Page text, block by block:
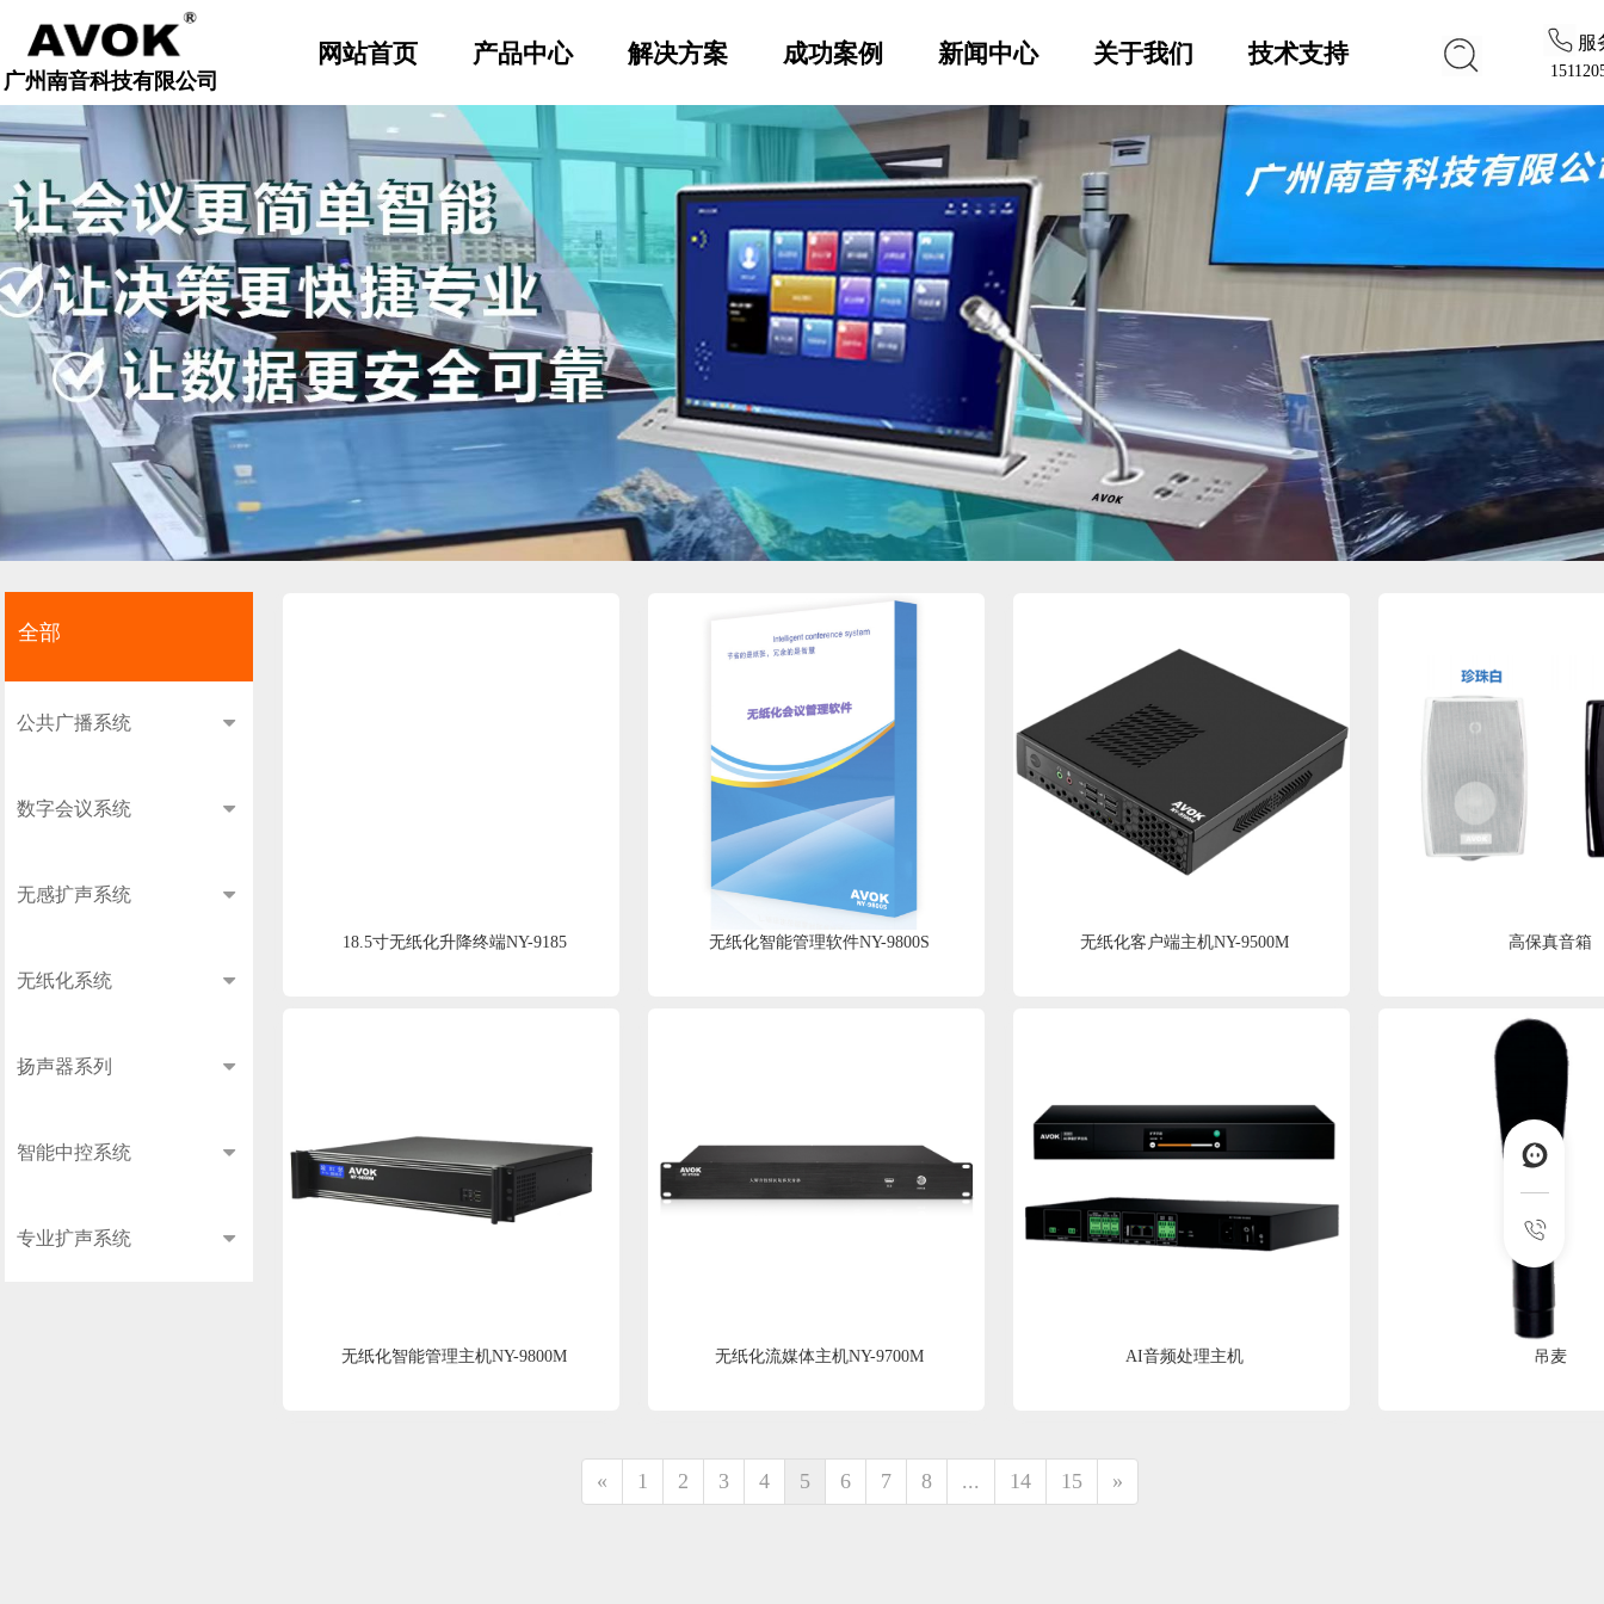
网站首页 产品中心 解决方案 成功案例 新闻中心 关于我们 技术支持
广州南音科技有限公司
服
全部
公共广播系统
数字会议系统
无感扩声系统
无纸化系统
扬声器系列
智能中控系统
专业扩声系统
18.5寸无纸化升降终端NY-9185 无纸化智能管理软件NY-9800S 无纸化客户端主机NY-9500M 高保真音箱
无纸化智能管理主机NY-9800M 无纸化流媒体主机NY-9700M AI音频处理主机 吊麦
« 1 2 3 4 5 6 7 8 ... 14 15 »
全部